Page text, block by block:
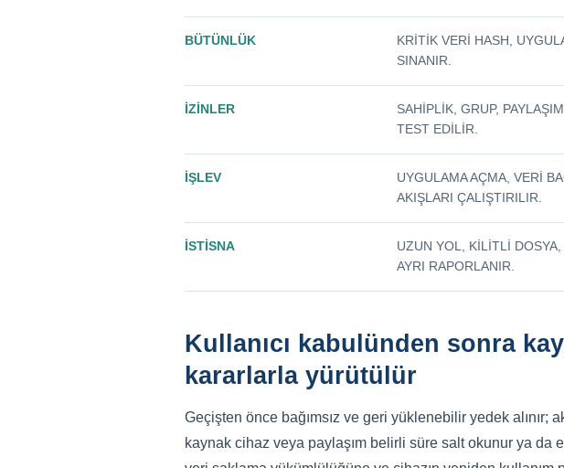
BÜTÜNLÜK
KRITIK VERI HASH,
SINANIR.
İZINLER
SAHIPLIK, GRUP,
TEST EDILIR.
İŞLEV
UYGULAMA AÇMA, VERI
AKIŞLARI ÇALIŞTIRILIR.
İSTISNA
UZUN YOL, KILITLI
AYRI RAPORLANIR.
Kullanıcı kabulünden sonra
kararlarla yürütülür
Geçişten önce bağımsız ve geri yüklenebilir yedek
kaynak cihaz veya paylaşım belirli süre salt okunur ya